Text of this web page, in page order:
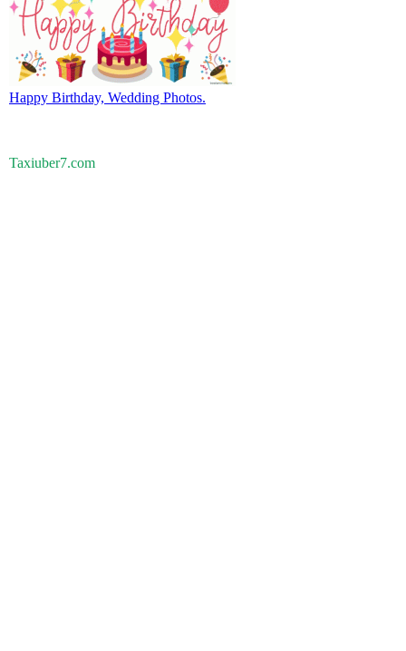
Happy Birthday, Wedding Photos.
Taxiuber7.com